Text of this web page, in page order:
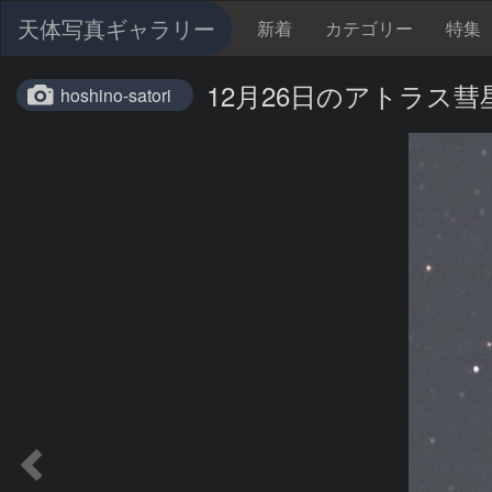
天体写真ギャラリー 新着 カテゴリー 特集
hoshino-satori 12月26日のアトラス彗